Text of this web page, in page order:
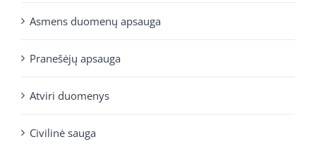
Asmens duomenų apsauga
Pranešėjų apsauga
Atviri duomenys
Civilinė sauga